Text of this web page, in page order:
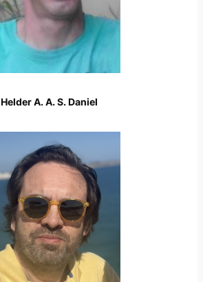
Helder A. A. S. Daniel